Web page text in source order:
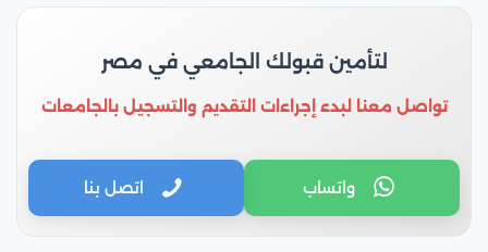
لتأمين قبولك الجامعي في مصر
تواصل معنا لبدء إجراءات التقديم والتسجيل بالجامعات
واتساب اتصل بنا